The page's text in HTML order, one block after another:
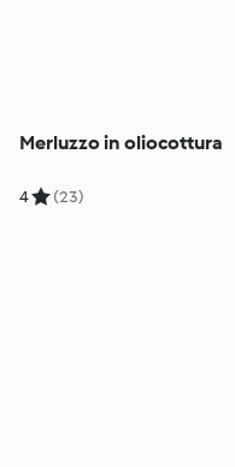
Merluzzo in oliocottura
4 (23)